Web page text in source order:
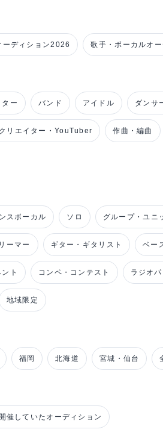
ーディション2026 歌手・ボーカルオ
ー バンド アイドル ダンサ
リエイター・YouTuber 作曲・編曲
スボーカル ソロ グループ・ユニ
ーマー ギター・ギタリスト ベー
ト コンペ・コンテスト ラジオ
地域限定
福岡 北海道 宮城・仙台
催していたオーディション